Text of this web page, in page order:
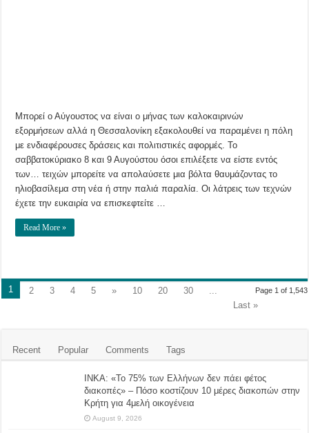
Μπορεί ο Αύγουστος να είναι ο μήνας των καλοκαιρινών
εξορμήσεων αλλά η Θεσσαλονίκη εξακολουθεί να παραμένει η πόλη
με ενδιαφέρουσες δράσεις και πολιτιστικές αφορμές. Το
σαββατοκύριακο 8 και 9 Αυγούστου όσοι επιλέξετε να είστε εντός
των… τειχών μπορείτε να απολαύσετε μια βόλτα θαυμάζοντας το
ηλιοβασίλεμα στη νέα ή στην παλιά παραλία. Οι λάτρεις των τεχνών
έχετε την ευκαιρία να επισκεφτείτε …
Read More »
Page 1 of 1,543
1 2 3 4 5 » 10 20 30
Last »
Recent Popular Comments Tags
ΙΝΚΑ: «Το 75% των Ελλήνων δεν πάει φέτος
διακοπές» – Πόσο κοστίζουν 10 μέρες διακοπών στην
Κρήτη για 4μελή οικογένεια
August 9, 2026